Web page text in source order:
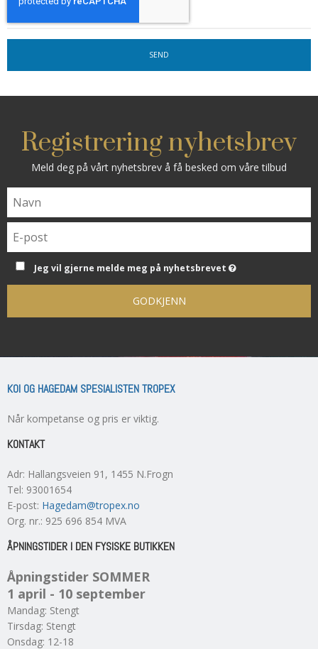
SEND
Registrering nyhetsbrev
Meld deg på vårt nyhetsbrev å få besked om våre tilbud
Jeg vil gjerne melde meg på nyhetsbrevet
GODKJENN
KOI OG HAGEDAM SPESIALISTEN TROPEX
Når kompetanse og pris er viktig.
KONTAKT
Adr: Hallangsveien 91 , 1455 N.Frogn
Tel: 93001654
E-post: Hagedam@tropex.no
Org. nr.: 925 696 854 MVA
ÅPNINGSTIDER I DEN FYSISKE BUTIKKEN
Åpningstider SOMMER
1 april - 10 september
Mandag: Stengt
Tirsdag: Stengt
Onsdag: 12-18